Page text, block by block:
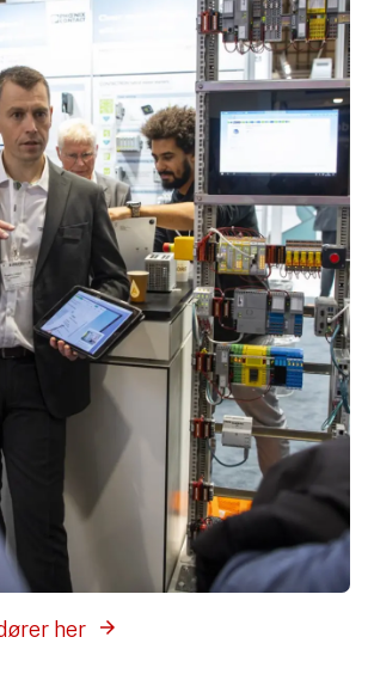
hele branchen ét sted.
som matcher det du
leverandører med
inden for dette felt.
her